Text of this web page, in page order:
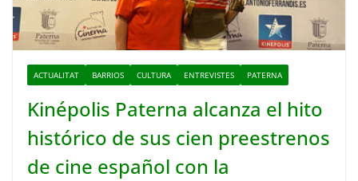
ACTUALITAT BARRIOS CULTURA ENTREVISTES PATERNA
Kinépolis Paterna alcanza el hito
histórico de sus cien preestrenos
de cine español con la